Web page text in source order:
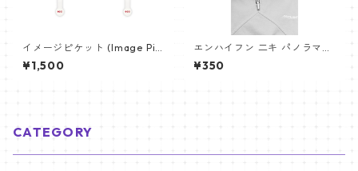
イメージピケット (Image Pic
ket) うちわ - ヴィ (V_21)
¥1,500
エンハイフン 二キ パノラマポ
スター (ENHYPEN NIKI Poste
r) 700*330mm 【Niki_01】
¥350
CATEGORY